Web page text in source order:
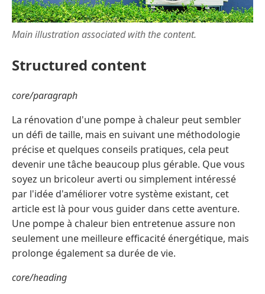
Main illustration associated with the content.
Structured content
core/paragraph
La rénovation d'une pompe à chaleur peut sembler
un défi de taille, mais en suivant une méthodologie
précise et quelques conseils pratiques, cela peut
devenir une tâche beaucoup plus gérable. Que vous
soyez un bricoleur averti ou simplement intéressé
par l'idée d'améliorer votre système existant, cet
article est là pour vous guider dans cette aventure.
Une pompe à chaleur bien entretenue assure non
seulement une meilleure efficacité énergétique, mais
prolonge également sa durée de vie.
core/heading